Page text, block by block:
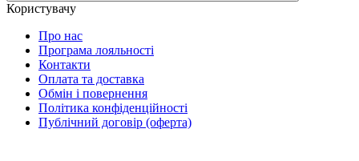
Користувачу
Про нас
Програма лояльності
Контакти
Оплата та доставка
Обмін і повернення
Політика конфіденційності
Публічний договір (оферта)